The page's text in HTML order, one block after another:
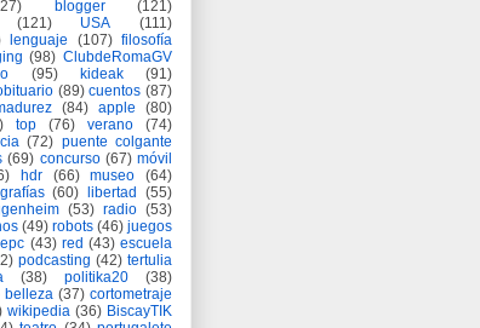
blogger
(121)
(121) USA
(111)
lenguaje (107) filosofía
(98) ClubdeRomaGV
(95) kideak
(91)
(89) cuentos (87)
(84) apple
(80)
top (76) verano
(74)
(72) puente colgante
(69) concurso (67) móvil
hdr (66) museo
(64)
(60) libertad
(55)
(53) radio (53)
(49) robots (46) juegos
(43) red (43) escuela
podcasting (42) tertulia
(38) politika20
(38)
belleza (37) cortometraje
wikipedia (36) BiscayTIK